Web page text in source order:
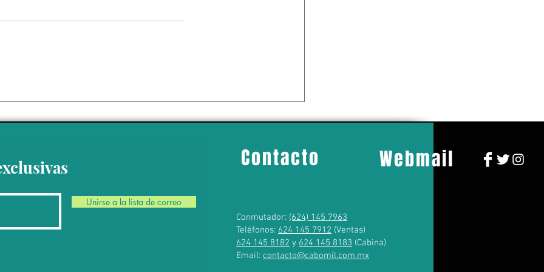
Los Cabos la
Unirse a la lista de correo
Contacto Webmail
Conmutador: (624) 145 7963
Teléfonos: 624 145 7912 (Ventas)
624 145 8182 y 624 145 8183 (Cabina)
Email: contacto@cabomil.com.mx